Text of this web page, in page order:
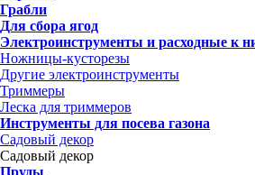
Грабли
Для сбора ягод
Электроинструменты и расходные к
Ножницы-кусторезы
Другие электроинструменты
Триммеры
Леска для триммеров
Инструменты для посева газона
Садовый декор
Садовый декор
Пруды